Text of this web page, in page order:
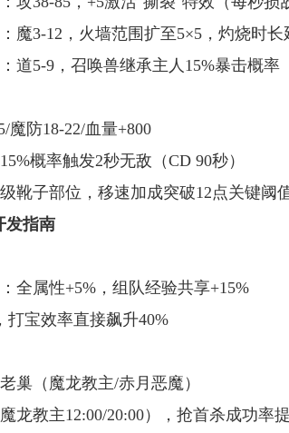
魔3-12，火墙范围扩至5×5，灼烧时长
道5-9，召唤兽继承主人15%暴击概率
魔防18-22/血量+800
概率触发2秒无敌（CD 90秒）
靴子部位，移速加成突破12点关键阈
发指南
全属性+5%，组队经验共享+15%
打宝效率直接飙升40%
巢（魔龙教主/赤月恶魔）
龙教主12:00/20:00），抢首杀成功率